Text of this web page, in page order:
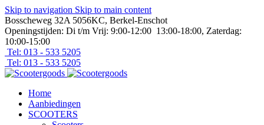
Skip to navigation Skip to main content
Bosscheweg 32A 5056KC, Berkel-Enschot
Openingstijden: Di t/m Vrij: 9:00-12:00 13:00-18:00, Zaterdag:
10:00-15:00
Tel: 013 - 533 5205
Tel: 013 - 533 5205
Home
Aanbiedingen
SCOOTERS